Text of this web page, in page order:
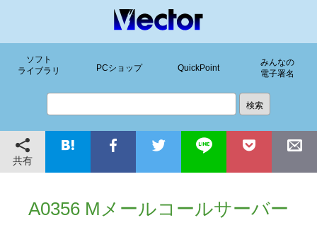
ソフト
ライブラリ
PCショップ QuickPoint
みんなの
電子署名
共有
A0356 Mメールコールサーバー